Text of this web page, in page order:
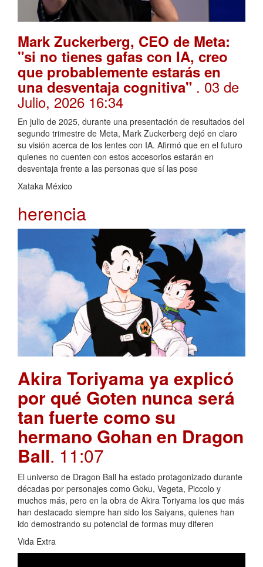
Mark Zuckerberg, CEO de Meta:
"si no tienes gafas con IA, creo
que probablemente estarás en
una desventaja cognitiva" . 03 de
Julio, 2026 16:34
En julio de 2025, durante una presentación de resultados del
segundo trimestre de Meta, Mark Zuckerberg dejó en claro
su visión acerca de los lentes con IA. Afirmó que en el futuro
quienes no cuenten con estos accesorios estarán en
desventaja frente a las personas que sí las pose
Xataka México
herencia
Akira Toriyama ya explicó
por qué Goten nunca será
tan fuerte como su
hermano Gohan en Dragon
Ball. 11:07
El universo de Dragon Ball ha estado protagonizado durante
décadas por personajes como Goku, Vegeta, Piccolo y
muchos más, pero en la obra de Akira Toriyama los que más
han destacado siempre han sido los Saiyans, quienes han
ido demostrando su potencial de formas muy diferen
Vida Extra